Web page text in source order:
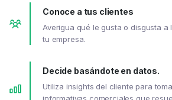
Conoce a tus clientes
Averigua qué le gusta o disgusta a
tu empresa.
Decide basándote en datos.
Utiliza insights del cliente para